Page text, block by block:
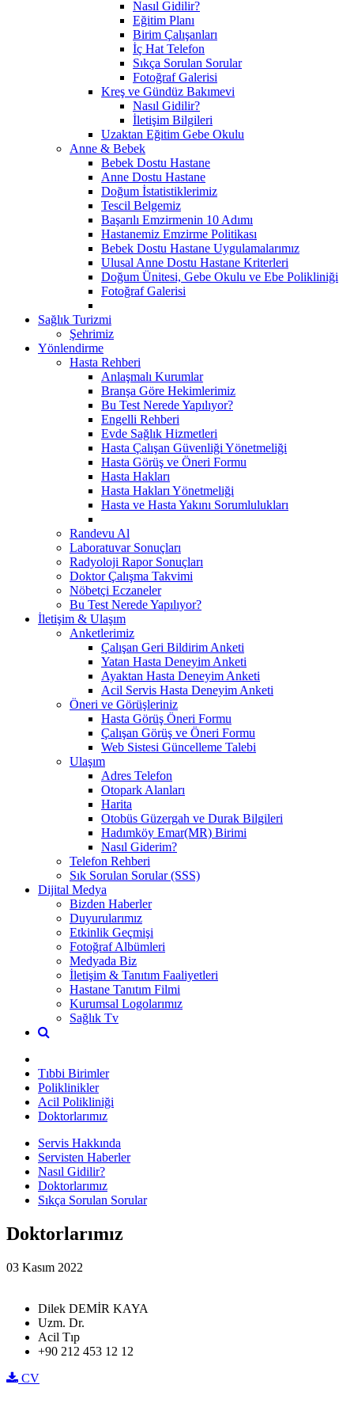
Nasıl Gidilir?
Eğitim Planı
Birim Çalışanları
İç Hat Telefon
Sıkça Sorulan Sorular
Fotoğraf Galerisi
Kreş ve Gündüz Bakımevi
Nasıl Gidilir?
İletişim Bilgileri
Uzaktan Eğitim Gebe Okulu
Anne & Bebek
Bebek Dostu Hastane
Anne Dostu Hastane
Doğum İstatistiklerimiz
Tescil Belgemiz
Başarılı Emzirmenin 10 Adımı
Hastanemiz Emzirme Politikası
Bebek Dostu Hastane Uygulamalarımız
Ulusal Anne Dostu Hastane Kriterleri
Doğum Ünitesi, Gebe Okulu ve Ebe Polikliniği
Fotoğraf Galerisi
Sağlık Turizmi
Şehrimiz
Yönlendirme
Hasta Rehberi
Anlaşmalı Kurumlar
Branşa Göre Hekimlerimiz
Bu Test Nerede Yapılıyor?
Engelli Rehberi
Evde Sağlık Hizmetleri
Hasta Çalışan Güvenliği Yönetmeliği
Hasta Görüş ve Öneri Formu
Hasta Hakları
Hasta Hakları Yönetmeliği
Hasta ve Hasta Yakını Sorumlulukları
Randevu Al
Laboratuvar Sonuçları
Radyoloji Rapor Sonuçları
Doktor Çalışma Takvimi
Nöbetçi Eczaneler
Bu Test Nerede Yapılıyor?
İletişim & Ulaşım
Anketlerimiz
Çalışan Geri Bildirim Anketi
Yatan Hasta Deneyim Anketi
Ayaktan Hasta Deneyim Anketi
Acil Servis Hasta Deneyim Anketi
Öneri ve Görüşleriniz
Hasta Görüş Öneri Formu
Çalışan Görüş ve Öneri Formu
Web Sistesi Güncelleme Talebi
Ulaşım
Adres Telefon
Otopark Alanları
Harita
Otobüs Güzergah ve Durak Bilgileri
Hadımköy Emar(MR) Birimi
Nasıl Giderim?
Telefon Rehberi
Sık Sorulan Sorular (SSS)
Dijital Medya
Bizden Haberler
Duyurularımız
Etkinlik Geçmişi
Fotoğraf Albümleri
Medyada Biz
İletişim & Tanıtım Faaliyetleri
Hastane Tanıtım Filmi
Kurumsal Logolarımız
Sağlık Tv
Tıbbi Birimler
Poliklinikler
Acil Polikliniği
Doktorlarımız
Servis Hakkında
Servisten Haberler
Nasıl Gidilir?
Doktorlarımız
Sıkça Sorulan Sorular
Doktorlarımız
03 Kasım 2022
Dilek DEMİR KAYA
Uzm. Dr.
Acil Tıp
+90 212 453 12 12
CV